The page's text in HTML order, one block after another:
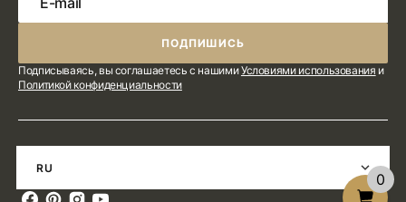
ПОДПИШИСЬ
ПОДПИШИСЬ
Подписываясь, вы соглашаетесь с нашимиУсловиями использования и
Политикой конфиденциальности
RU
0